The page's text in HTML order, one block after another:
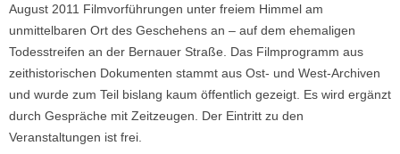
August 2011 Filmvorführungen unter freiem Himmel am
unmittelbaren Ort des Geschehens an – auf dem ehemaligen
Todesstreifen an der Bernauer Straße. Das Filmprogramm aus
zeithistorischen Dokumenten stammt aus Ost- und West-Archiven
und wurde zum Teil bislang kaum öffentlich gezeigt. Es wird ergänzt
durch Gespräche mit Zeitzeugen. Der Eintritt zu den
Veranstaltungen ist frei.